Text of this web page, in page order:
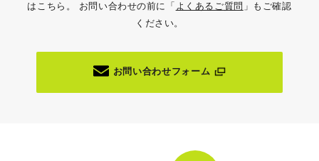
はこちら。
お問い合わせの前に「 よくあるご質問 」もご確認
ください。
お問い合わせフォーム